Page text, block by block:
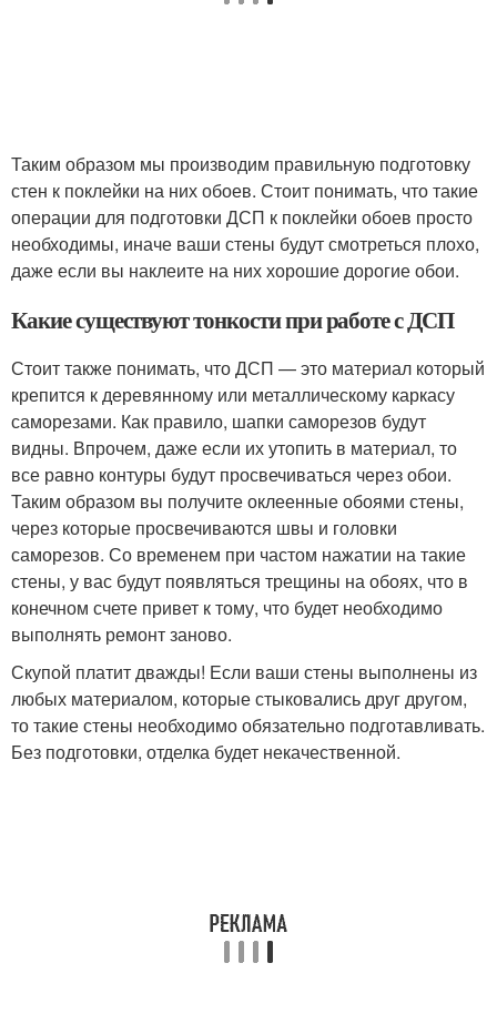
Таким образом мы производим правильную подготовку
стен к поклейки на них обоев. Стоит понимать, что такие
операции для подготовки ДСП к поклейки обоев просто
необходимы, иначе ваши стены будут смотреться плохо,
даже если вы наклеите на них хорошие дорогие обои.
Какие существуют тонкости при работе с ДСП
Стоит также понимать, что ДСП — это материал который
крепится к деревянному или металлическому каркасу
саморезами. Как правило, шапки саморезов будут
видны. Впрочем, даже если их утопить в материал, то
все равно контуры будут просвечиваться через обои.
Таким образом вы получите оклеенные обоями стены,
через которые просвечиваются швы и головки
саморезов. Со временем при частом нажатии на такие
стены, у вас будут появляться трещины на обоях, что в
конечном счете привет к тому, что будет необходимо
выполнять ремонт заново.
Скупой платит дважды! Если ваши стены выполнены из
любых материалом, которые стыковались друг другом,
то такие стены необходимо обязательно подготавливать.
Без подготовки, отделка будет некачественной.